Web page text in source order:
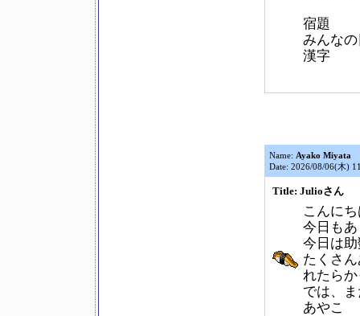
宿題
みんなの
漢字
Name: Ayako Miyata
Date: 2026/08/06(木)
Title: Julioさん
こんに
今日も
今日は
たくさ
れたら
では、
あやこ